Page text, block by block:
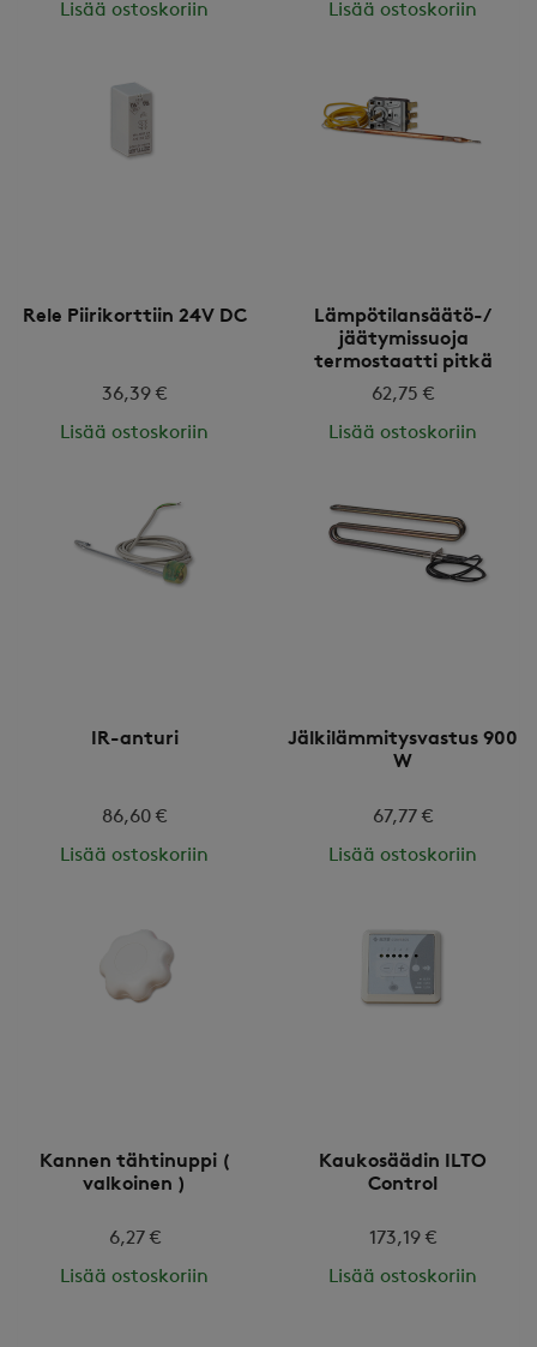
Lisää ostoskoriin
Lisää ostoskoriin
Rele Piirikorttiin 24V DC
36,39 €
Lisää ostoskoriin
Lämpötilansäätö-/
jäätymissuoja
termostaatti pitkä
kapillaari
62,75 €
Lisää ostoskoriin
IR-anturi
86,60 €
Lisää ostoskoriin
Jälkilämmitysvastus 900
W
67,77 €
Lisää ostoskoriin
Kannen tähtinuppi (
valkoinen )
6,27 €
Lisää ostoskoriin
Kaukosäädin ILTO
Control
173,19 €
Lisää ostoskoriin